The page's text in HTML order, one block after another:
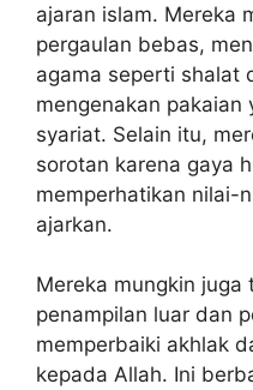
ajaran islam. Mereka
pergaulan bebas,
agama seperti shalat
mengenakan pakaian
syariat. Selain itu,
sorotan karena gaya
memperhatikan nilai-
ajarkan.
Mereka mungkin
penampilan luar dan
memperbaiki akhlak
kepada Allah. Ini